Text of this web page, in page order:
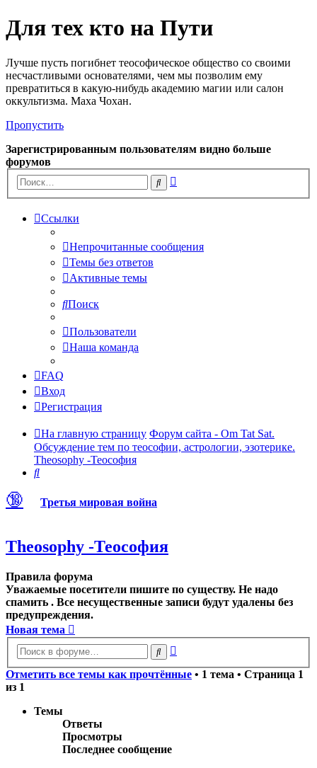
Для тех кто на Пути
Лучше пусть погибнет теософическое общество со своими
несчастливыми основателями, чем мы позволим ему
превратиться в какую-нибудь академию магии или салон
оккультизма. Маха Чохан.
Пропустить
Зарегистрированным пользователям видно больше
форумов
Поиск
Ссылки
Непрочитанные сообщения
Темы без ответов
Активные темы
Поиск
Пользователи
Наша команда
FAQ
Вход
Регистрация
На главную страницу Форум сайта - Om Tat Sat.
Обсуждение тем по теософии, астрологии, эзотерике.
Theosophy -Теософия
Поиск
🔞 Третья мировая война
Theosophy -Теософия
Правила форума
Уважаемые посетители пишите по существу. Не надо
спамить . Все несущественные записи будут удалены без
предупреждения.
Новая тема
Поиск
Отметить все темы как прочтённые • 1 тема • Страница 1
из 1
Темы
Ответы
Просмотры
Последнее сообщение